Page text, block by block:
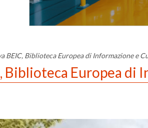
BEIC, Biblioteca Europea di Informazione e
Biblioteca Europea